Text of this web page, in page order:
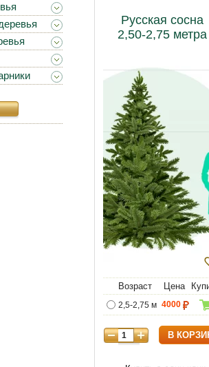
Русская сосна
2,50-2,75 метра
Возраст Цена
2,5-2,75 м 4000
В